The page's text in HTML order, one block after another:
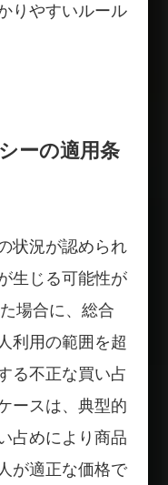
りやすいルール
ーの適用条
状況が認められ
生じる可能性が
場合に、総合
利用の範囲を超
る不正な買い占
ースは、典型的
占めにより商品
が適正な価格で